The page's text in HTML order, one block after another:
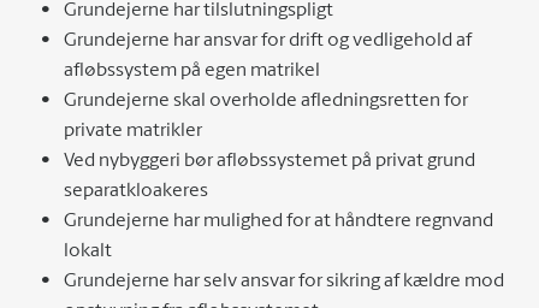
Grundejerne har tilslutningspligt
Grundejerne har ansvar for drift og vedligehold af
afløbssystem på egen matrikel
Grundejerne skal overholde afledningsretten for
private matrikler
Ved nybyggeri bør afløbssystemet på privat grund
separatkloakeres
Grundejerne har mulighed for at håndtere regnvand
lokalt
Grundejerne har selv ansvar for sikring af kældre mod